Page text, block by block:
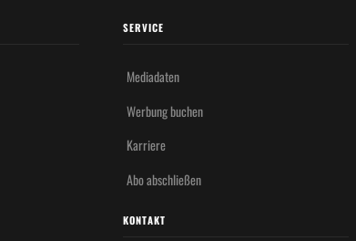
SERVICE
Mediadaten
Werbung buchen
Karriere
Abo abschließen
KONTAKT